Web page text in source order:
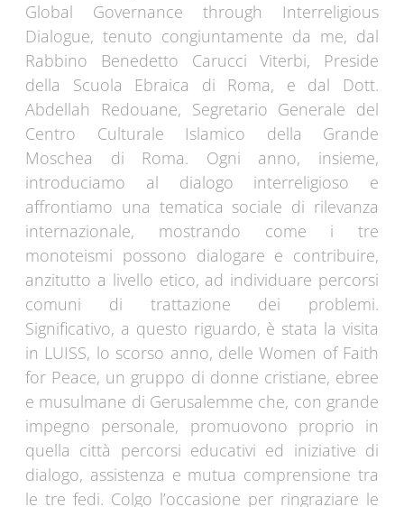
Global Governance through Interreligious
Dialogue, tenuto congiuntamente da me, dal
Rabbino Benedetto Carucci Viterbi, Preside
della Scuola Ebraica di Roma, e dal Dott.
Abdellah Redouane, Segretario Generale del
Centro Culturale Islamico della Grande
Moschea di Roma. Ogni anno, insieme,
introduciamo al dialogo interreligioso e
affrontiamo una tematica sociale di rilevanza
internazionale, mostrando come i tre
monoteismi possono dialogare e contribuire,
anzitutto a livello etico, ad individuare percorsi
comuni di trattazione dei problemi.
Significativo, a questo riguardo, è stata la visita
in LUISS, lo scorso anno, delle Women of Faith
for Peace, un gruppo di donne cristiane, ebree
e musulmane di Gerusalemme che, con grande
impegno personale, promuovono proprio in
quella città percorsi educativi ed iniziative di
dialogo, assistenza e mutua comprensione tra
le tre fedi. Colgo l’occasione per ringraziare le